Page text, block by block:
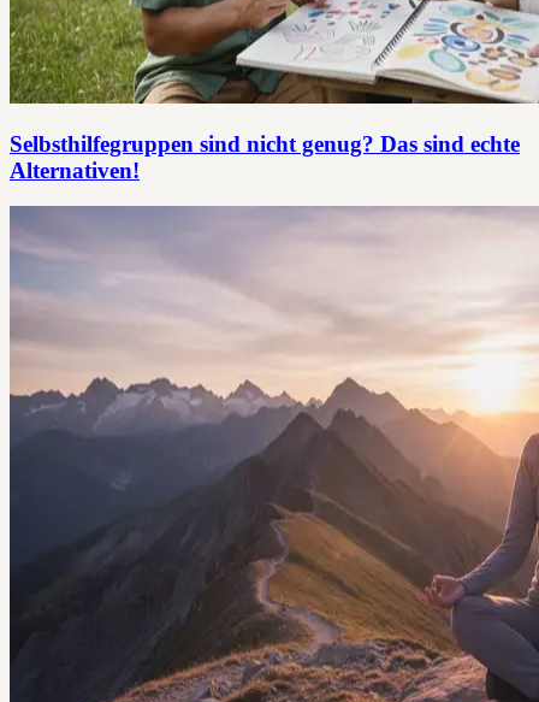
Selbsthilfegruppen sind nicht genug? Das sind echte
Alternativen!